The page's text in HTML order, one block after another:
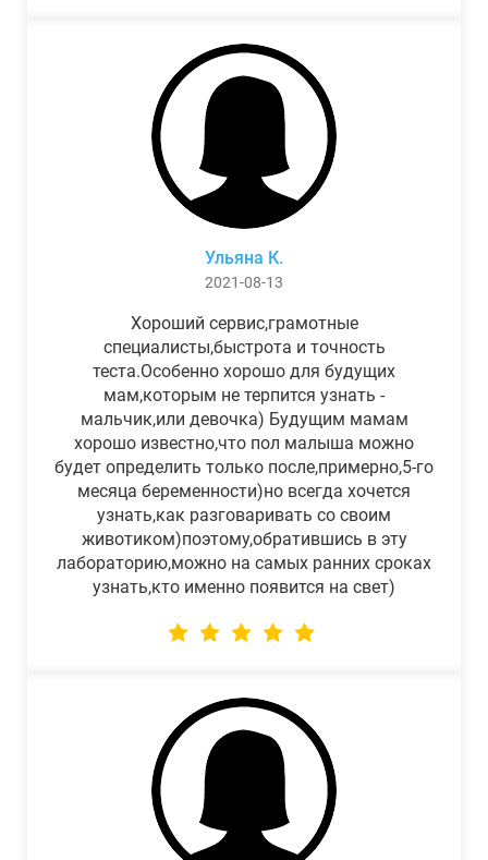
Ульяна К.
2021-08-13
Хороший сервис,грамотные
специалисты,быстрота и точность
теста.Особенно хорошо для будущих
мам,которым не терпится узнать -
мальчик,или девочка) Будущим мамам
хорошо известно,что пол малыша можно
будет определить только после,примерно,5-го
месяца беременности)но всегда хочется
узнать,как разговаривать со своим
животиком)поэтому,обратившись в эту
лабораторию,можно на самых ранних сроках
узнать,кто именно появится на свет)